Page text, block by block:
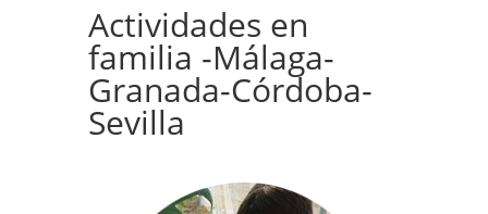
Actividades en
familia -Málaga-
Granada-Córdoba-
Sevilla